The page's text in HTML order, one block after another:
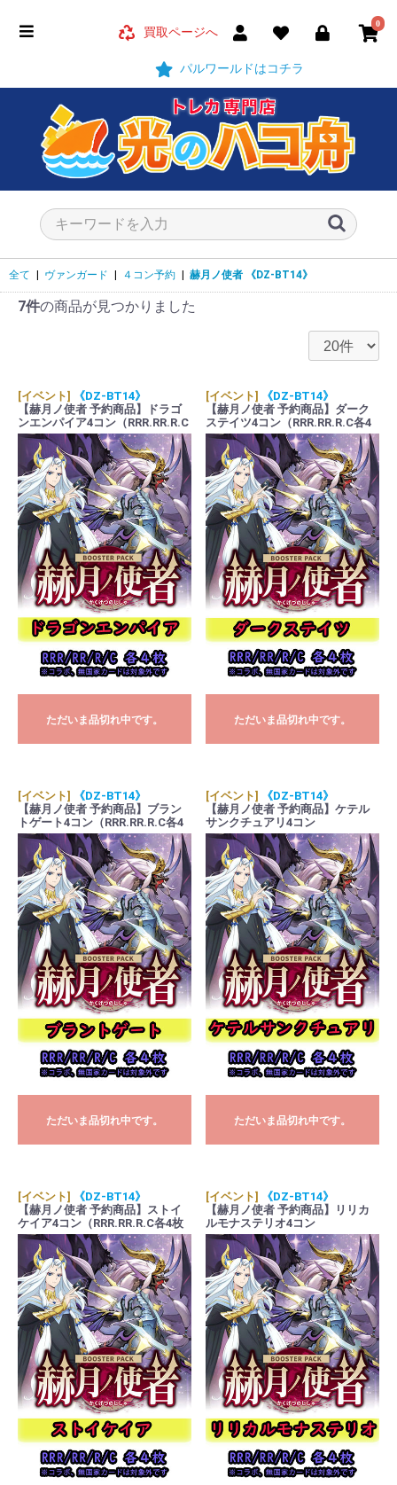
買取ページへ
パルワールドはコチラ
0
全て ヴァンガード ４コン予約 赫月ノ使者 《DZ-BT14》
7件の商品が見つかりました
[イベント]
《DZ-BT14》
【赫月ノ使者 予約商品】ドラゴ
ンエンパイア4コン（RRR.RR.R.C
各4枚 ORR1枚）
ただいま品切れ中です。
[イベント]
《DZ-BT14》
【赫月ノ使者 予約商品】ダーク
ステイツ4コン（RRR.RR.R.C各4
枚 ORR1枚）
ただいま品切れ中です。
[イベント]
《DZ-BT14》
【赫月ノ使者 予約商品】ブラン
トゲート4コン（RRR.RR.R.C各4
枚 ORR1枚）
ただいま品切れ中です。
[イベント]
《DZ-BT14》
【赫月ノ使者 予約商品】ケテル
サンクチュアリ4コン
（RRR.RR.R.C各4枚 ORR1枚）
ただいま品切れ中です。
[イベント]
《DZ-BT14》
【赫月ノ使者 予約商品】ストイ
ケイア4コン（RRR.RR.R.C各4枚
ORR1枚）
[イベント]
《DZ-BT14》
【赫月ノ使者 予約商品】リリカ
ルモナステリオ4コン
（RRR.RR.R.C各4枚 ORR1枚）